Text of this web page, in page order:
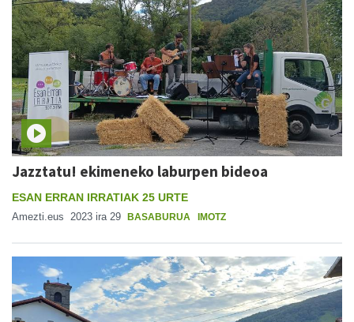
Jazztatu! ekimeneko laburpen bideoa
ESAN ERRAN IRRATIAK 25 URTE
Amezti.eus 2023 ira 29 BASABURUA IMOTZ